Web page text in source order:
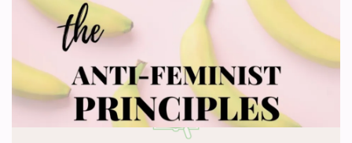
una organización feminista
holandesa por “transfobia”
WHRC España 15 de noviembre de 2021 Actualidad
Se ha producido un lamentable caso de censura que queremos
visibilizar desde WHRC. Se trata de la cancelación sufrida por una